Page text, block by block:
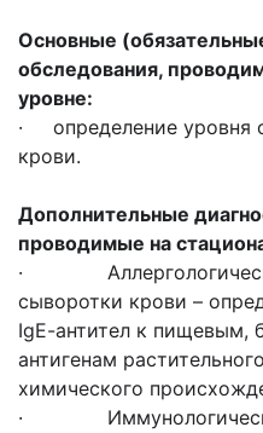
Основные
обследования,
уровне:
· определение уровня
крови.
Дополнительные
проводимые на
·
сыворотки крови –
IgЕ-антител к пищевым,
антигенам
химического
·